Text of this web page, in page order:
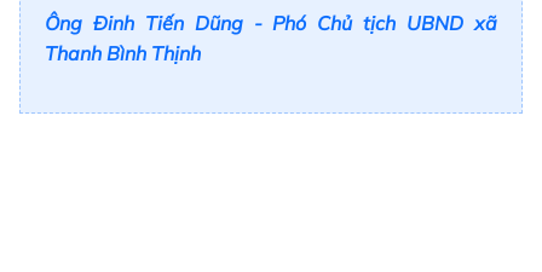
Ông Đinh Tiến Dũng - Phó Chủ tịch UBND xã
Thanh Bình Thịnh